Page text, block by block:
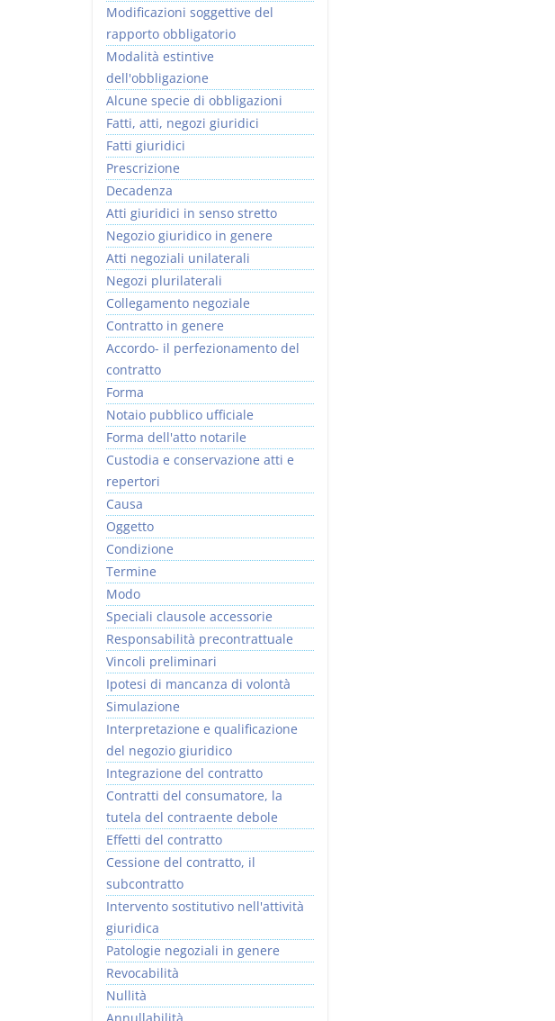
Modificazioni soggettive del
rapporto obbligatorio
Modalità estintive
dell'obbligazione
Alcune specie di obbligazioni
Fatti, atti, negozi giuridici
Fatti giuridici
Prescrizione
Decadenza
Atti giuridici in senso stretto
Negozio giuridico in genere
Atti negoziali unilaterali
Negozi plurilaterali
Collegamento negoziale
Contratto in genere
Accordo- il perfezionamento del
contratto
Forma
Notaio pubblico ufficiale
Forma dell'atto notarile
Custodia e conservazione atti e
repertori
Causa
Oggetto
Condizione
Termine
Modo
Speciali clausole accessorie
Responsabilità precontrattuale
Vincoli preliminari
Ipotesi di mancanza di volontà
Simulazione
Interpretazione e qualificazione
del negozio giuridico
Integrazione del contratto
Contratti del consumatore, la
tutela del contraente debole
Effetti del contratto
Cessione del contratto, il
subcontratto
Intervento sostitutivo nell'attività
giuridica
Patologie negoziali in genere
Revocabilità
Nullità